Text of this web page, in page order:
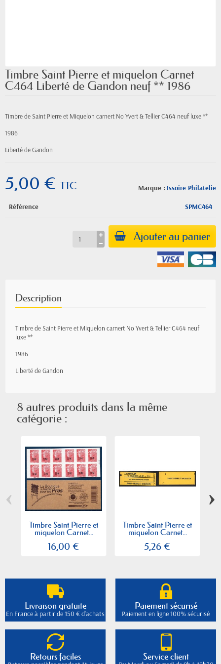
Timbre Saint Pierre et miquelon Carnet
C464 Liberté de Gandon neuf ** 1986
Timbre de Saint Pierre et Miquelon carnert No Yvert & Tellier C464 neuf luxe **
1986
Liberté de Gandon
Marque : Issoire Philatelie
5,00 € TTC
Référence SPMC464
Ajouter au panier
Description
Timbre de Saint Pierre et Miquelon carnert No Yvert & Tellier C464 neuf
luxe **
1986
Liberté de Gandon
8 autres produits dans la même
catégorie :
Timbre Saint Pierre et
miquelon Carnet...
16,00 €
Timbre Saint Pierre et
miquelon Carnet...
5,26 €
‹ ›
Livraison gratuite
En France à partir de 150 € d'achats
Paiement sécurisé
Paiement en ligne 100% sécurisé
Retours faciles Service client